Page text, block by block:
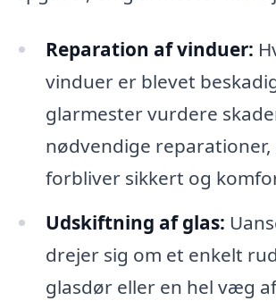
Reparation af vinduer:
vinduer er blevet
glarmester vurdere
nødvendige reparationer,
forbliver sikkert og
Udskiftning af glas:
drejer sig om et enkelt
glasdør eller en hel væg